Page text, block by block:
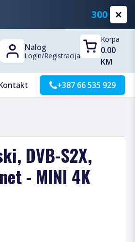
300 KM
Nalog
Login/Registracija
Korpa
0.00
KM
+387 66 535 929
DVB-S2X,
- MINI 4K